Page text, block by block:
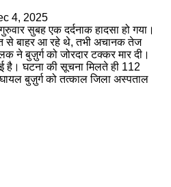
4, 2025
सुबह एक दर्दनाक हादसा हो गया।
से बाहर आ रहे थे, तभी अचानक तेज
ने बुज़ुर्ग को जोरदार टक्कर मार दी।
है। घटना की सूचना मिलते ही 112
बुज़ुर्ग को तत्काल जिला अस्पताल